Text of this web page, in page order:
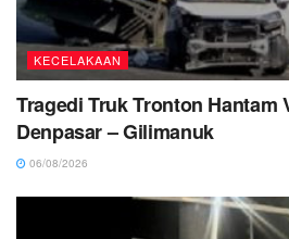
KECELAKAAN
Tragedi Truk Tronton Hantam
Denpasar – Gilimanuk
06/08/2026